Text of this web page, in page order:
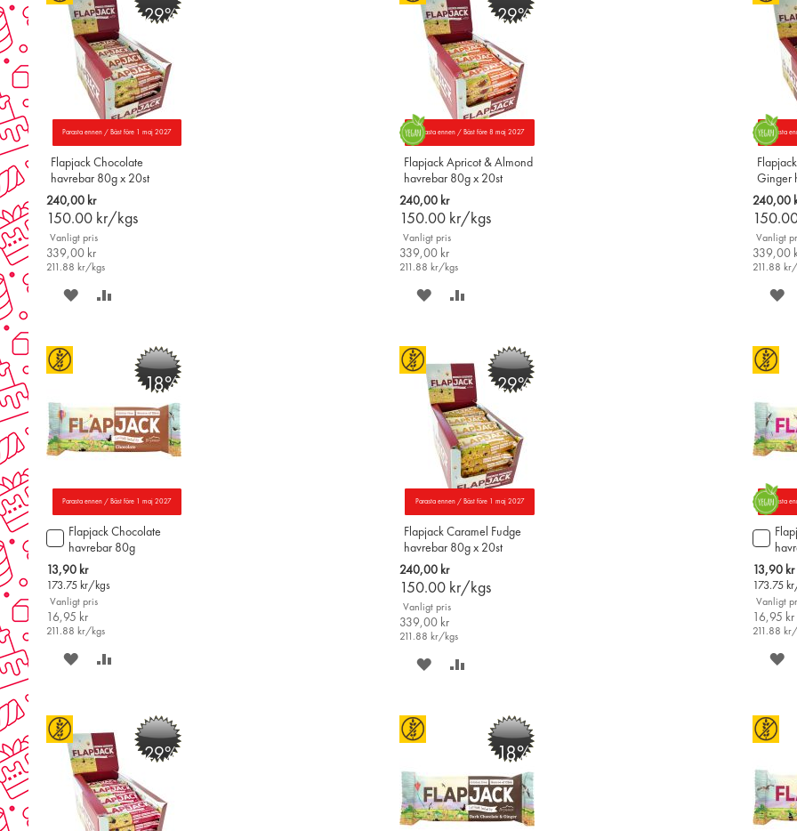
-29%
Parasta ennen / Bäst före 1 maj 2027
Flapjack Chocolate
havrebar 80g x 20st
240,00 kr
150.00 kr/kgs
Vanligt pris
339,00 kr
211.88 kr/kgs
SPARA
ÖNSKELISTAN
JÄMFÖR
Parasta ennen / Bäst före 8 maj 2027
-29%
Flapjack Apricot & Almond
havrebar 80g x 20st
240,00 kr
150.00 kr/kgs
Vanligt pris
339,00 kr
211.88 kr/kgs
SPARA
ÖNSKELISTAN
JÄMFÖR
Parasta
Ginger
20st
240,00
Vanligt
339,00
211.88
-18%
Parasta ennen / Bäst före 1 maj 2027
Flapjack Chocolate
havrebar 80g
Special
Price
13,90 kr
173.75 kr/kgs
Vanligt pris
16,95 kr
211.88 kr/kgs
Lägg
till
i
varukorgen
SPARA
ÖNSKELISTAN
JÄMFÖR
Parasta ennen / Bäst före 1 maj 2027
-29%
Flapjack Caramel Fudge
havrebar 80g x 20st
240,00 kr
150.00 kr/kgs
Vanligt pris
339,00 kr
211.88 kr/kgs
SPARA
ÖNSKELISTAN
JÄMFÖR
Parasta
Special
Price
13,90 kr
173.75
Vanligt
16,95 kr
211.88
Lägg
till
i
-29% -18%